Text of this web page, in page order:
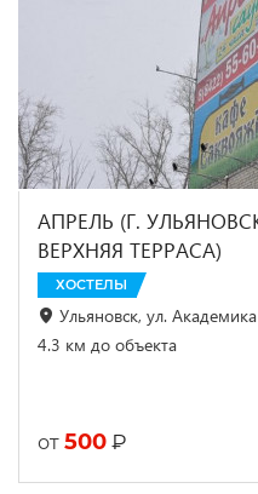
АПРЕЛЬ (Г.
ВЕРХНЯЯ ТЕРРАСА)
ХОСТЕЛЫ
Ульяновск, ул.
4.3 км до объекта
от 500 ₽